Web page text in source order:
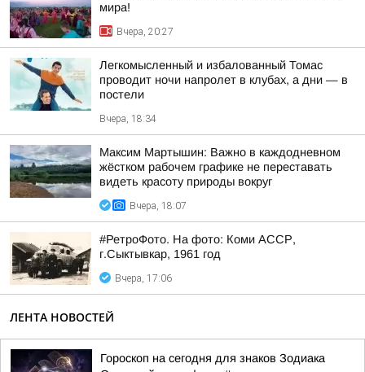
мира!
Вчера, 20:27
Легкомысленный и избалованный Томас
проводит ночи напролет в клубах, а дни — в
постели
Вчера, 18:34
Максим Мартышин: Важно в каждодневном
жёстком рабочем графике не переставать
видеть красоту природы вокруг
Вчера, 18:07
#РетроФото. На фото: Коми АССР,
г.Сыктывкар, 1961 год
Вчера, 17:06
ЛЕНТА НОВОСТЕЙ
Гороскоп на сегодня для знаков Зодиака